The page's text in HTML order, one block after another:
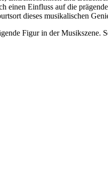
einen Einfluss auf die
dieses musikalischen
Figur in der Musikszene.